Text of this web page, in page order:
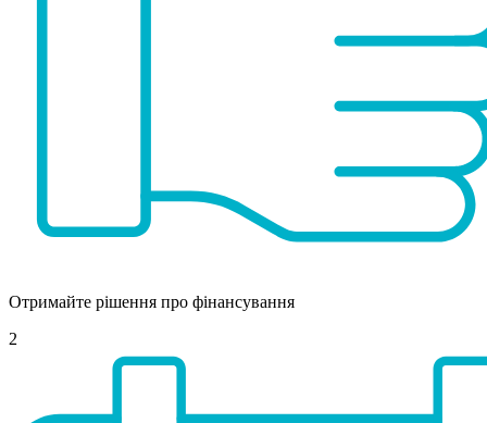
Отримайте рішення про фінансування
2